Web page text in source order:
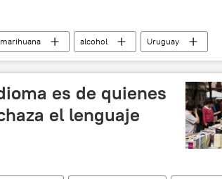
marihuana alcohol
Uruguay
es de quienes
el lenguaje